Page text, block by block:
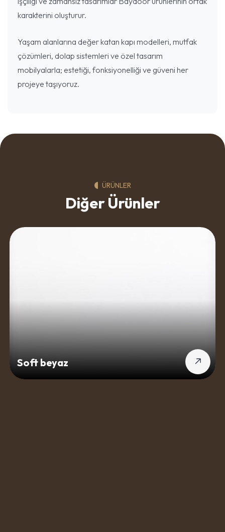
karakterini oluşturur.
Yaşam alanlarına değer katan kapı modelleri, mutfak
çözümleri, dolap sistemleri ve özel tasarım
mobilyalarla; estetiği, fonksiyonelliği ve güveni her
projeye taşıyoruz.
ÜRÜNLER
Diğer Ürünler
Soft beyaz